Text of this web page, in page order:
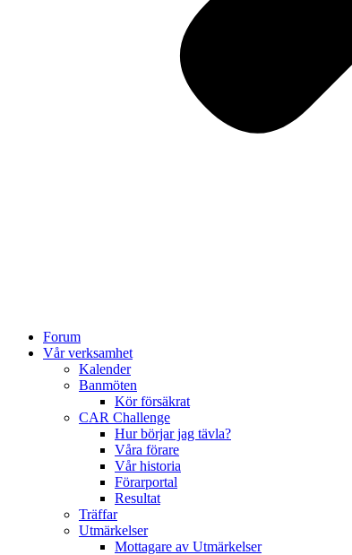
Forum
Vår verksamhet
Kalender
Banmöten
Kör försäkrat
CAR Challenge
Hur börjar jag tävla?
Våra förare
Vår historia
Förarportal
Resultat
Träffar
Utmärkelser
Mottagare av Utmärkelser